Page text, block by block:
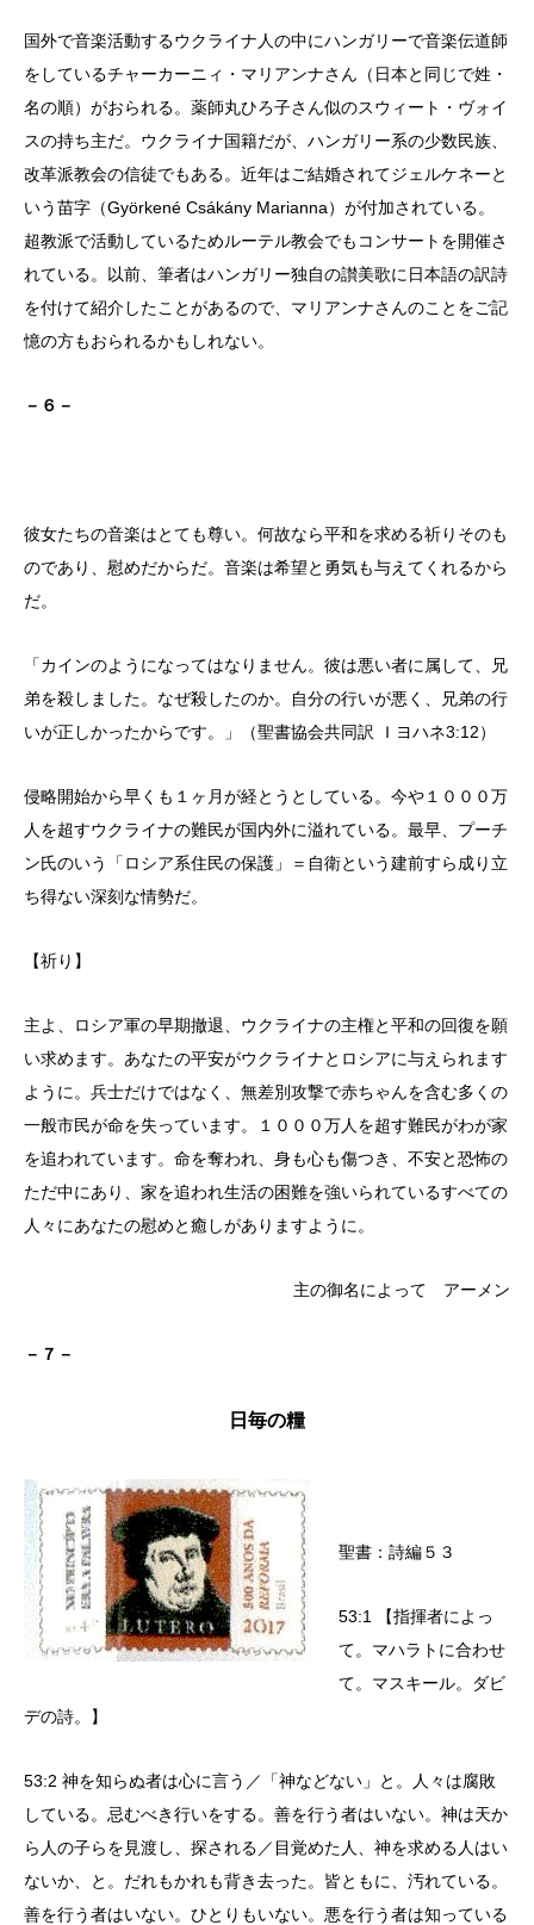
国外で音楽活動するウクライナ人の中にハンガリーで音楽伝道師
をしているチャーカーニィ・マリアンナさん（日本と同じで姓・
名の順）がおられる。薬師丸ひろ子さん似のスウィート・ヴォイ
スの持ち主だ。ウクライナ国籍だが、ハンガリー系の少数民族、
改革派教会の信徒でもある。近年はご結婚されてジェルケネーと
いう苗字（Györkené Csákány Marianna）が付加されている。
超教派で活動しているためルーテル教会でもコンサートを開催さ
れている。以前、筆者はハンガリー独自の讃美歌に日本語の訳詩
を付けて紹介したことがあるので、マリアンナさんのことをご記
憶の方もおられるかもしれない。
－６－
彼女たちの音楽はとても尊い。何故なら平和を求める祈りそのも
のであり、慰めだからだ。音楽は希望と勇気も与えてくれるから
だ。
「カインのようになってはなりません。彼は悪い者に属して、兄
弟を殺しました。なぜ殺したのか。自分の行いが悪く、兄弟の行
いが正しかったからです。」（聖書協会共同訳 Ｉヨハネ3:12）
侵略開始から早くも１ヶ月が経とうとしている。今や１０００万
人を超すウクライナの難民が国内外に溢れている。最早、プーチ
ン氏のいう「ロシア系住民の保護」＝自衛という建前すら成り立
ち得ない深刻な情勢だ。
【祈り】
主よ、ロシア軍の早期撤退、ウクライナの主権と平和の回復を願
い求めます。あなたの平安がウクライナとロシアに与えられます
ように。兵士だけではなく、無差別攻撃で赤ちゃんを含む多くの
一般市民が命を失っています。１０００万人を超す難民がわが家
を追われています。命を奪われ、身も心も傷つき、不安と恐怖の
ただ中にあり、家を追われ生活の困難を強いられているすべての
人々にあなたの慰めと癒しがありますように。
主の御名によって アーメン
－７－
日毎の糧
聖書：詩編５３
53:1 【指揮者によっ
て。マハラトに合わせ
て。マスキール。ダビ
デの詩。】
53:2 神を知らぬ者は心に言う／「神などない」と。人々は腐敗
している。忌むべき行いをする。善を行う者はいない。神は天か
ら人の子らを見渡し、探される／目覚めた人、神を求める人はい
ないか、と。だれもかれも背き去った。皆ともに、汚れている。
善を行う者はいない。ひとりもいない。悪を行う者は知っている